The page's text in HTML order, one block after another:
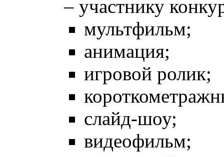
– участнику
мультфильм;
анимация;
игровой ролик;
слайд-шоу;
видеофильм;